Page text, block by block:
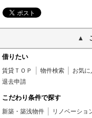
借りたい
賃貸ＴＯＰ 物件検索 お気
退去申請
こだわり条件で探す
新築・築浅物件 リノベーショ